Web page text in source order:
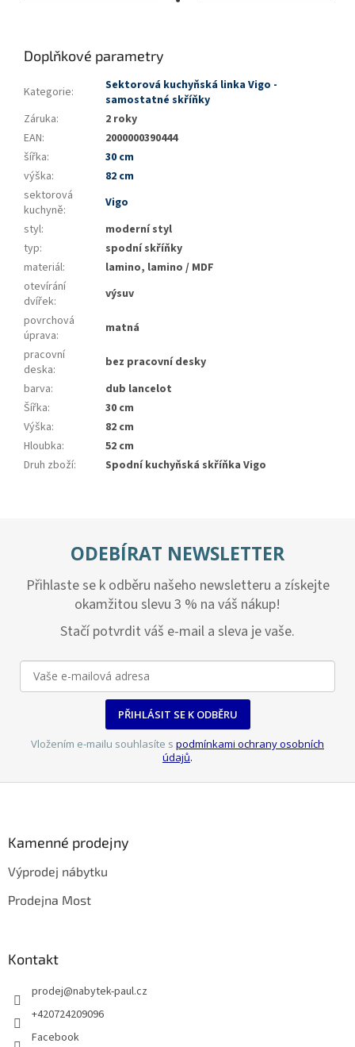
Doplňkové parametry
Kategorie:
Sektorová kuchyňská linka Vigo -
samostatné skříňky
Záruka:
2 roky
EAN:
2000000390444
šířka:
30 cm
výška:
82 cm
sektorová
kuchyně:
Vigo
styl:
moderní styl
typ:
spodní skříňky
materiál:
lamino, lamino / MDF
otevírání
dvířek:
výsuv
povrchová
úprava:
matná
pracovní
deska:
bez pracovní desky
barva:
dub lancelot
Šířka:
30 cm
Výška:
82 cm
Hloubka:
52 cm
Druh zboží: Spodní kuchyňská skříňka Vigo
ODEBÍRAT NEWSLETTER
Přihlaste se k odběru našeho newsletteru a získejte
okamžitou slevu 3 % na váš nákup!
Stačí potvrdit váš e-mail a sleva je vaše.
PŘIHLÁSIT SE K ODBĚRU
Vložením e-mailu souhlasíte s podmínkami ochrany osobních
údajů.
Kamenné prodejny
Výprodej nábytku
Prodejna Most
Kontakt
prodej@nabytek-paul.cz
+420724209096
Facebook